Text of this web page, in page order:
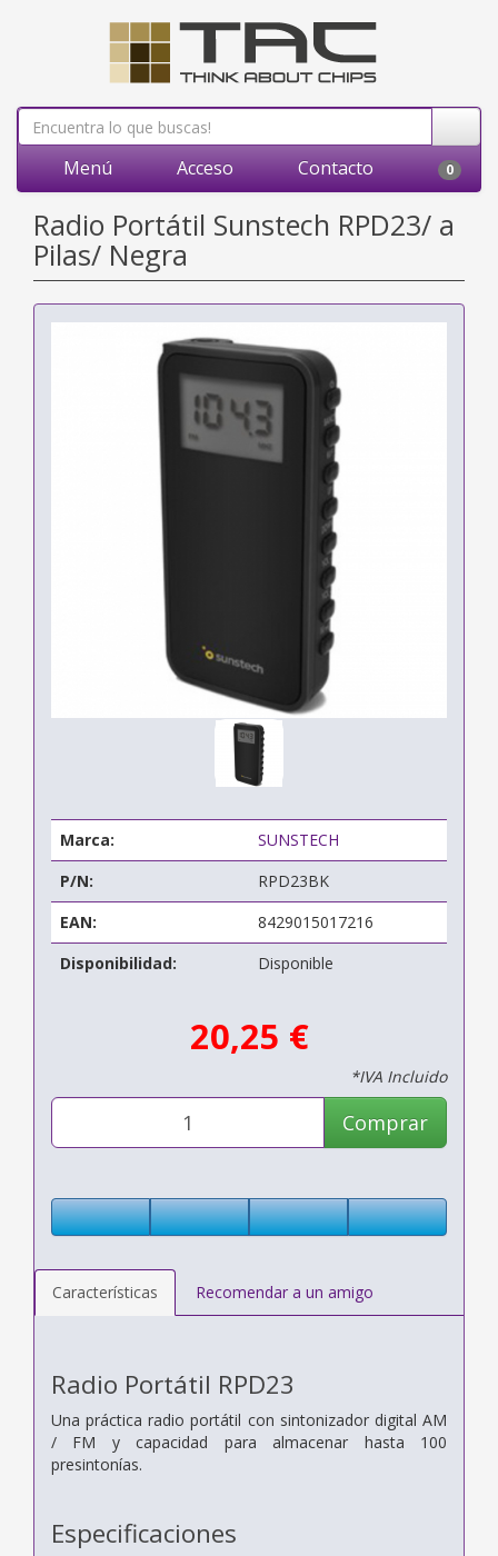
Menú Acceso Contacto 0
Radio Portátil Sunstech RPD23/ a
Pilas/ Negra
Marca:
SUNSTECH
P/N:
RPD23BK
EAN:
8429015017216
Disponibilidad:
Disponible
20,25 €
*IVA Incluido
Comprar
Características Recomendar a un amigo
Radio Portátil RPD23
Una práctica radio portátil con sintonizador digital AM
/ FM y capacidad para almacenar hasta 100
presintonías.
Especificaciones